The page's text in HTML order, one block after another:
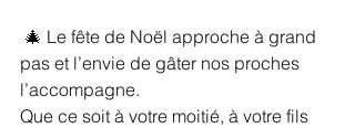
pas et l’envie de gâter nos proches
l’accompagne.
Que ce soit à votre moitié, à votre fils